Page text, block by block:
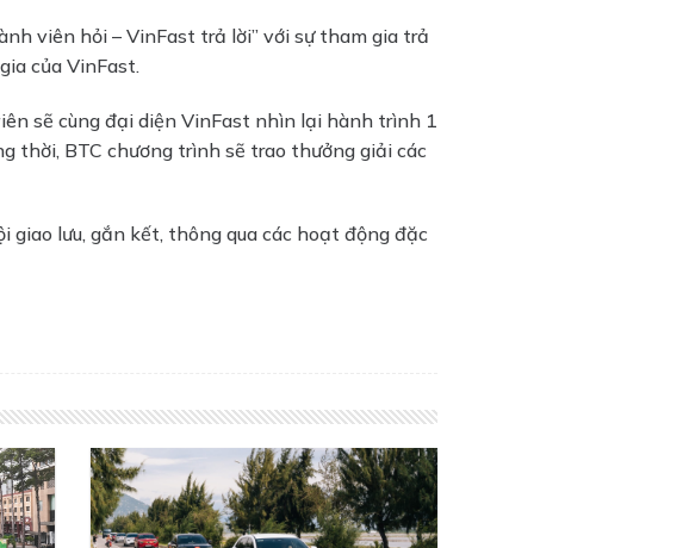
viên hỏi – VinFast trả lời” với sự tham gia trả
của VinFast.
sẽ cùng đại diện VinFast nhìn lại hành trình 1
thời, BTC chương trình sẽ trao thưởng giải các
giao lưu, gắn kết, thông qua các hoạt động đặc